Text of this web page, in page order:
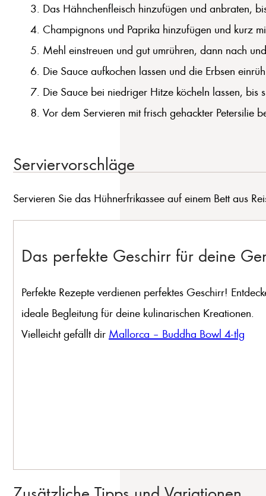
Das Hähnchenfleisch hinzufügen und anbraten,
Champignons und Paprika hinzufügen und kurz
Mehl einstreuen und gut umrühren, dann nach
Die Sauce aufkochen lassen und die Erbsen
Die Sauce bei niedriger Hitze köcheln lassen, bis
Vor dem Servieren mit frisch gehackter Petersilie
Serviervorschläge
Servieren Sie das Hühnerfrikassee auf einem Bett aus
Das perfekte Geschirr für deine
Perfekte Rezepte verdienen perfektes Geschirr!
ideale Begleitung für deine kulinarischen Kreationen.
Vielleicht gefällt dir Mallorca – Buddha Bowl 4-tlg